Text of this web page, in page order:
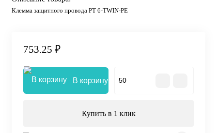
Клемма защитного провода PT 6-TWIN-PE
753.25 ₽
В корзину
Купить в 1 клик